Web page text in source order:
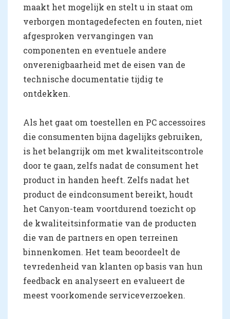
maakt het mogelijk en stelt u in staat om
verborgen montagedefecten en fouten, niet
afgesproken vervangingen van
componenten en eventuele andere
onverenigbaarheid met de eisen van de
technische documentatie tijdig te
ontdekken.
Als het gaat om toestellen en PC accessoires
die consumenten bijna dagelijks gebruiken,
is het belangrijk om met kwaliteitscontrole
door te gaan, zelfs nadat de consument het
product in handen heeft. Zelfs nadat het
product de eindconsument bereikt, houdt
het Canyon-team voortdurend toezicht op
de kwaliteitsinformatie van de producten
die van de partners en open terreinen
binnenkomen. Het team beoordeelt de
tevredenheid van klanten op basis van hun
feedback en analyseert en evalueert de
meest voorkomende serviceverzoeken.